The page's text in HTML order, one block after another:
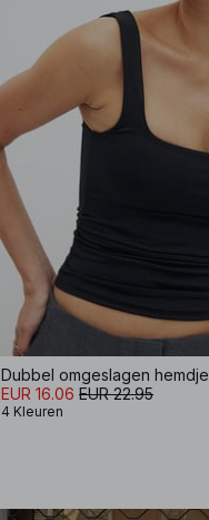
Dubbel omgeslagen hemdje
EUR 16.06 EUR 22.95
4 Kleuren